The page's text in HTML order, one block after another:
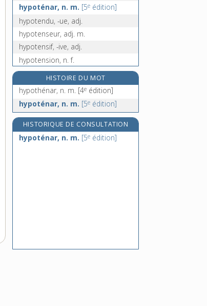
hypoténar, n. m. [5e édition]
hypotendu, -ue, adj.
hypotenseur, adj. m.
hypotensif, -ive, adj.
hypotension, n. f.
hypoténuse, n. f.
hypothalamique, adj.
hypothalamus, n. m.
hypothécable, adj.
hypothécaire, adj.
HISTOIRE DU MOT
hypothénar, n. m. [4e édition]
hypoténar, n. m. [5e édition]
HISTORIQUE DE CONSULTATION
hypoténar, n. m. [5e édition]